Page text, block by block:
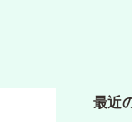
最近